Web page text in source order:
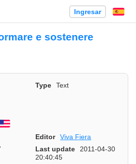
Ingresar
e sostenere
Type
Text
English
Editor
Viva Fiera
Last update
2011-04-30
20:40:45